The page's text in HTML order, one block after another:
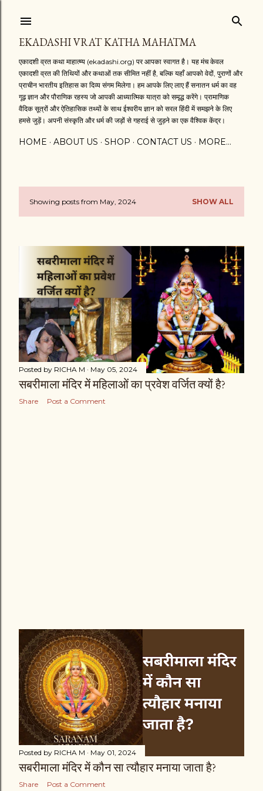
EKADASHI VRAT KATHA MAHATMA
एकादशी व्रत कथा माहात्म्य (ekadashi.org) पर आपका स्वागत है। यह मंच केवल
एकादशी व्रत की तिथियों और कथाओं तक सीमित नहीं है, बल्कि यहाँ आपको वेदों, पुराणों और
प्राचीन भारतीय इतिहास का दिव्य संगम मिलेगा। हम आपके लिए लाए हैं सनातन धर्म का वह
गूढ़ ज्ञान और पौराणिक रहस्य जो आपकी आध्यात्मिक यात्रा को समृद्ध करेंगे। प्रामाणिक
वैदिक सूत्रों और ऐतिहासिक तथ्यों के साथ ईश्वरीय ज्ञान को सरल हिंदी में समझने के लिए
हमसे जुड़ें। अपनी संस्कृति और धर्म की जड़ों से गहराई से जुड़ने का एक वैश्विक केंद्र।
HOME ABOUT US SHOP CONTACT US MORE…
P
s
Showing posts from May, 2024 SHOW ALL
Posted by RICHA M May 05, 2024
सबरीमाला मंदिर में महिलाओं का प्रवेश वर्जित क्यों है?
Share Post a Comment
Posted by RICHA M May 01, 2024
सबरीमाला मंदिर में कौन सा त्यौहार मनाया जाता है?
Share Post a Comment